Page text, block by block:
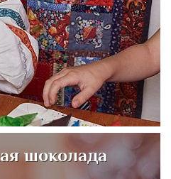
шоколада